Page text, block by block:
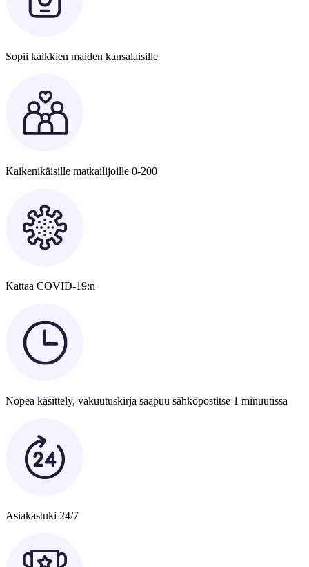
Sopii kaikkien maiden kansalaisille
Kaikenikäisille matkailijoille 0-200
Kattaa COVID-19:n
Nopea käsittely, vakuutuskirja saapuu sähköpostitse 1 minuutissa
Asiakastuki 24/7